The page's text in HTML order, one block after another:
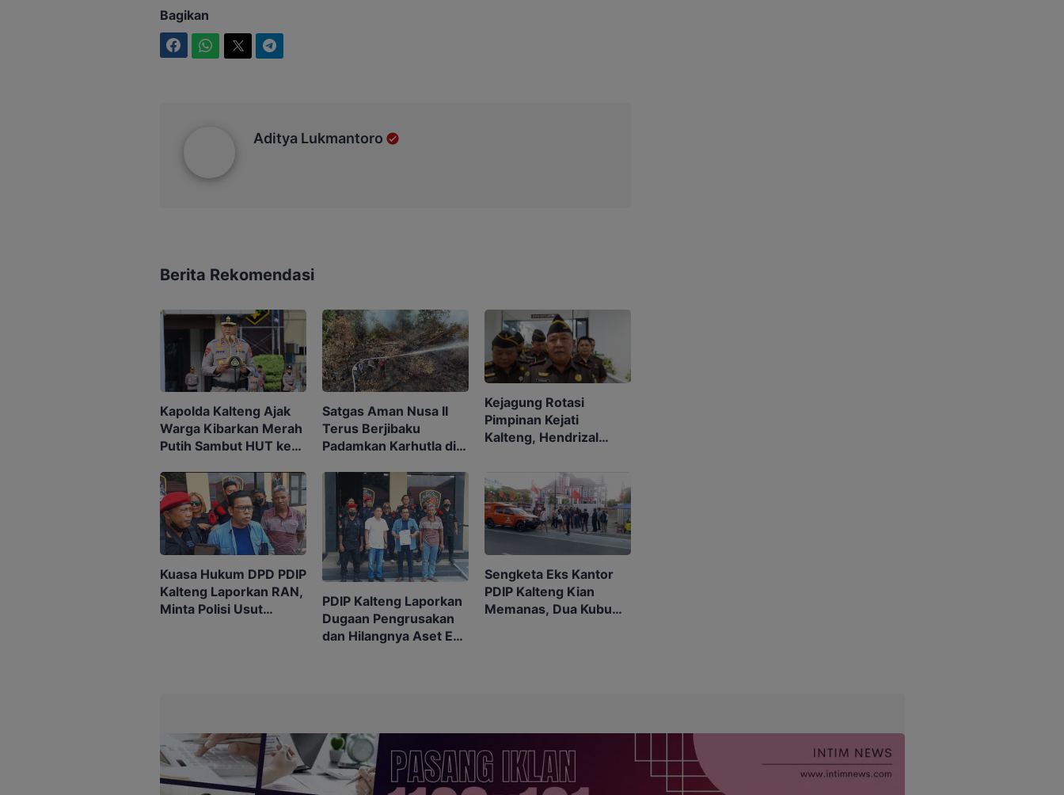
Bagikan
Aditya Lukmantoro
Berita Rekomendasi
Kapolda Kalteng Ajak
Warga Kibarkan Merah
Putih Sambut HUT ke-
Satgas Aman Nusa II
Terus Berjibaku
Padamkan Karhutla di
Kejagung Rotasi
Pimpinan Kejati
Kalteng, Hendrizal
Kuasa Hukum DPD PDIP
Kalteng Laporkan RAN,
Minta Polisi Usut
PDIP Kalteng Laporkan
Dugaan Pengrusakan
dan Hilangnya Aset Eks
Sengketa Eks Kantor
PDIP Kalteng Kian
Memanas, Dua Kubu